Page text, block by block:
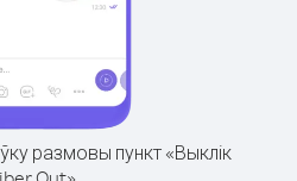
размовы пункт «Выклік